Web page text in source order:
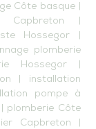
Côte basque|
Capbreton
Hossegor
plomberie
Hossegor|
installation
pompe à
plomberie Côte
Capbreton